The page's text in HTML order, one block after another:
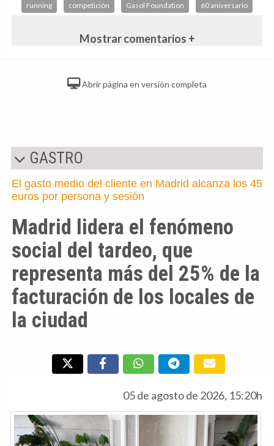
running competición Gasol Foundation 60 aniversario
Mostrar comentarios +
Abrir página en versión completa
GASTRO
El gasto medio del cliente en Madrid alcanza los 45
euros por persona y sesión
Madrid lidera el fenómeno
social del tardeo, que
representa más del 25% de la
facturación de los locales de
la ciudad
05 de agosto de 2026, 15:20h